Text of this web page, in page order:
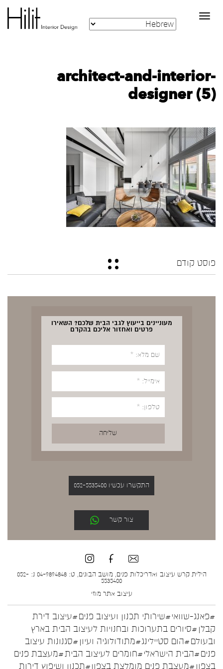
Toggle
navigation
architect-and-interior-
designer (5)
פוסט קודם
מעוניינים בייעוץ לגבי הבית שלכם? השאירו
פרטים ואחזור אליכם בהקדם
התקשרו עכשיו 052-5535400
צור קשר
הילית קרש עיצוב ואדריכלות פנים, מושב הבונים, ט: 04-9894848 נ: 052-
5535400
עיצוב אתר מוזי
#פאנג-שוואי#שירותי תכנון ועיצוב פנים#עיצוב דירת
קבלן #סיורים בתערוכות ובחנויות לעיצוב הבית בארץ
ובעולם#הום סטיילינג#מתודולוגיה ועיון #סגנונות עיצוב
פנים#הבית הישראלי#חומרים לעיצוב הבית#מעצבת פנים
בצפון #מעצבת פנים מומלצת בצפון#תכנון ושיפוץ דירות